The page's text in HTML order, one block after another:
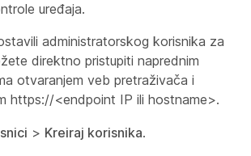
uređaja.
administratorskog korisnika za
direktno pristupiti naprednim
otvaranjem veb pretraživača i
https://<endpoint IP ili hostname>.
> Kreiraj korisnika.